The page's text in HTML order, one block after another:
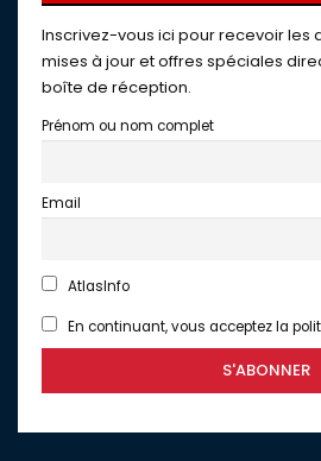
Inscrivez-vous ici pour recevoir les
mises à jour et offres spéciales
boîte de réception.
Prénom ou nom complet
Email
AtlasInfo
En continuant, vous acceptez la